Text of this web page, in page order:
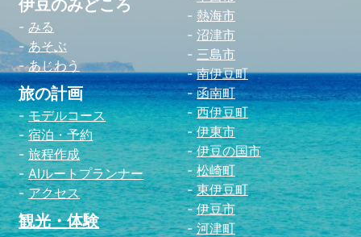
伊豆のみどころ
みる
あそぶ
あじわう
旅の計画
モデルコース
宿泊・予約
旅程作成
AIルートプランナー
アクセス
観光・体験
熱海市
沼津市
三島市
南伊豆町
函南町
西伊豆町
伊東市
伊豆の国市
松崎町
東伊豆町
伊豆市
河津町